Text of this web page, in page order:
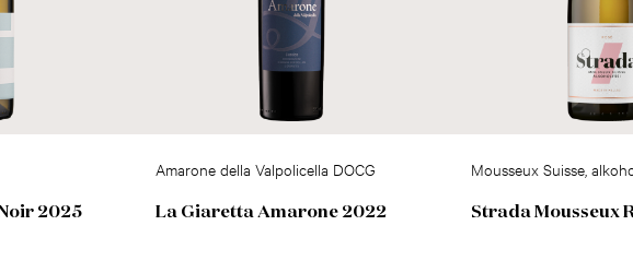
2025
Amarone della Valpolicella DOCG
La Giaretta Amarone 2022
Mousseux Suisse,
Strada Mousseux